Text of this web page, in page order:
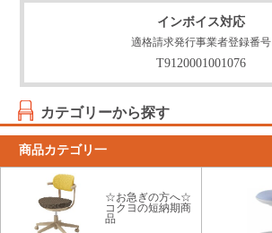
インボイス対応
適格請求発行事業者登録番号
T9120001001076
カテゴリーから探す
商品カテゴリ一
☆お急ぎの方へ☆
コクヨの短納期商
品